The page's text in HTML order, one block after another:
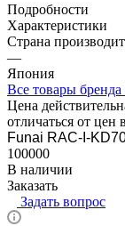
Подробности
Характеристики
Страна
—
Япония
Все товары бренда
Цена
отличаться от цен
Funai RAC-I-
100000
В наличии
Заказать
Задать вопрос